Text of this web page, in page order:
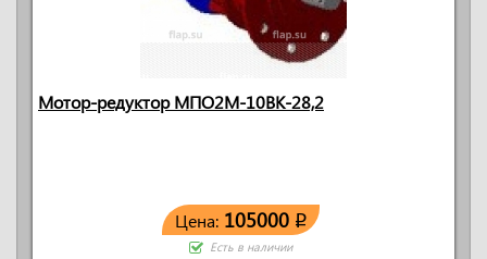
Мотор-редуктор МПО2М-10ВК-28,2
Цена: 105000 q
Есть в наличии